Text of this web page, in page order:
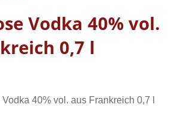
Vodka 40% vol.
0,7 l